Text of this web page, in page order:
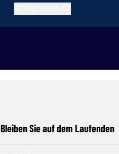
Bleiben Sie auf dem Laufenden